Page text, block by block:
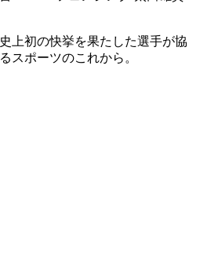
上初の快挙を果たした選手が協
スポーツのこれから。